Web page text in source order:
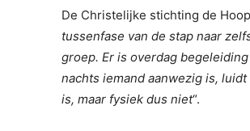
De Christelijke stichting de
tussenfase van de stap naar
groep. Er is overdag begeleiding
nachts iemand aanwezig is,
is, maar fysiek dus niet“.